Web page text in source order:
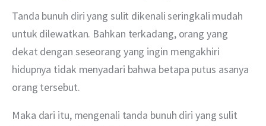
Tanda bunuh diri yang sulit dikenali seringkali mudah
untuk dilewatkan. Bahkan terkadang, orang yang
dekat dengan seseorang yang ingin mengakhiri
hidupnya tidak menyadari bahwa betapa putus asanya
orang tersebut.
Maka dari itu, mengenali tanda bunuh diri yang sulit